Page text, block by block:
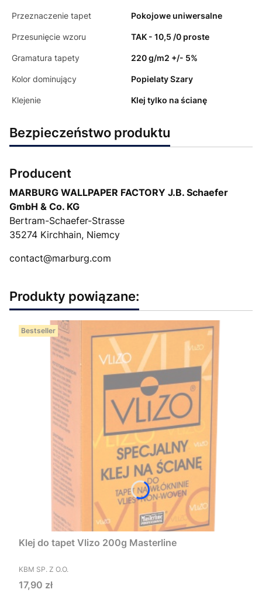
Przeznaczenie tapet Pokojowe uniwersalne
Przesunięcie wzoru TAK - 10,5 /0 proste
Gramatura tapety 220 g/m2 +/- 5%
Kolor dominujący Popielaty Szary
Klejenie Klej tylko na ścianę
Bezpieczeństwo produktu
Producent
MARBURG WALLPAPER FACTORY J.B. Schaefer
GmbH & Co. KG
Bertram-Schaefer-Strasse
35274 Kirchhain, Niemcy
contact@marburg.com
Produkty powiązane:
Bestseller
Klej do tapet Vlizo 200g Masterline
PRODUCENT
KBM SP. Z O.O.
Cena
17,90 zł